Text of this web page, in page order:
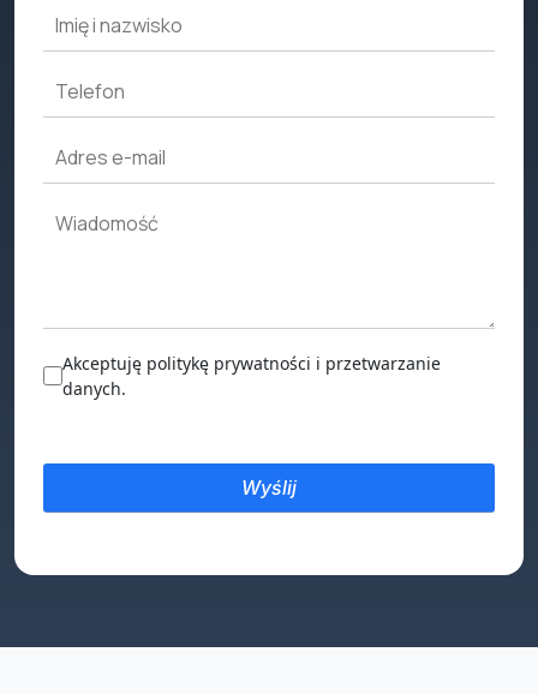
Akceptuję politykę prywatności i przetwarzanie
danych.